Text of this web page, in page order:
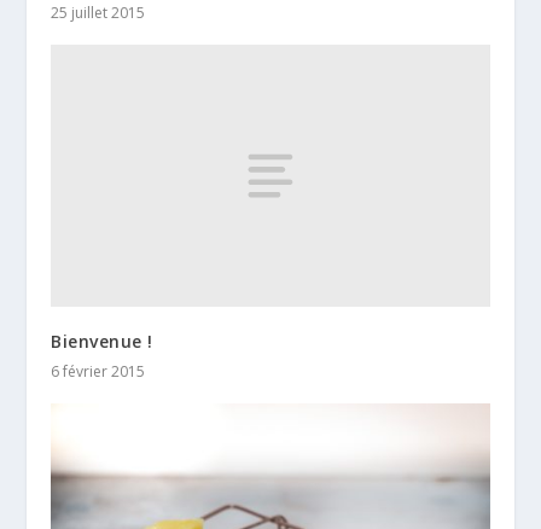
25 juillet 2015
Bienvenue !
6 février 2015